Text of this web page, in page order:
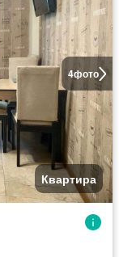
4фото
Квартира